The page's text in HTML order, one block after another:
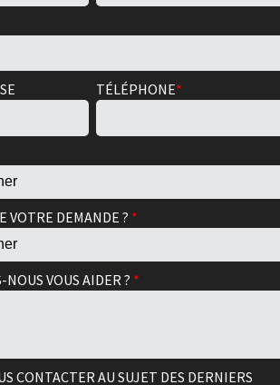
TÉLÉPHONE*
VOTRE DEMANDE ? *
VOUS AIDER ? *
CONTACTER AU SUJET DES DERNIERS